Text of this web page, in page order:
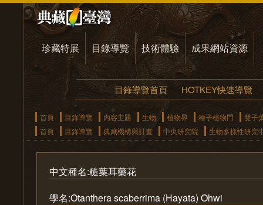
珍藏特展 目錄導覽 技術體驗 成果網站資源
目錄導覽首頁 HOTKEY快速導覽
首頁 目錄導覽 內容主題 生物 植物界 種子植物門
雙子
首頁
目錄導覽 典藏機構與計畫 中央研究院 生物多樣性研究
中文種名:糙葉耳藥花
學名:Otanthera scaberrima (Hayata) Ohwi